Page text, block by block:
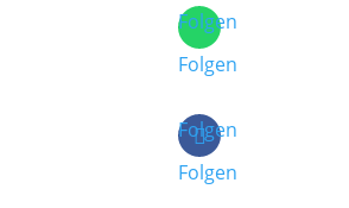
Folgen
Folgen
Folgen
Folgen